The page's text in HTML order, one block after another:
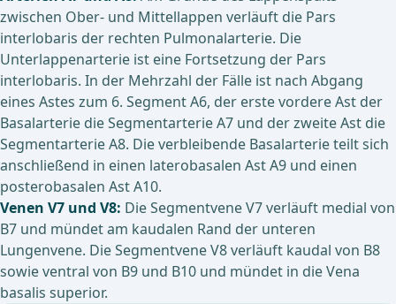
zwischen Ober- und Mittellappen verläuft die Pars
interlobaris der rechten Pulmonalarterie. Die
Unterlappenarterie ist eine Fortsetzung der Pars
interlobaris. In der Mehrzahl der Fälle ist nach Abgang
eines Astes zum 6. Segment A6, der erste vordere Ast der
Basalarterie die Segmentarterie A7 und der zweite Ast die
Segmentarterie A8. Die verbleibende Basalarterie teilt sich
anschließend in einen laterobasalen Ast A9 und einen
posterobasalen Ast A10.
Venen V7 und V8: Die Segmentvene V7 verläuft medial von
B7 und mündet am kaudalen Rand der unteren
Lungenvene. Die Segmentvene V8 verläuft kaudal von B8
sowie ventral von B9 und B10 und mündet in die Vena
basalis superior.